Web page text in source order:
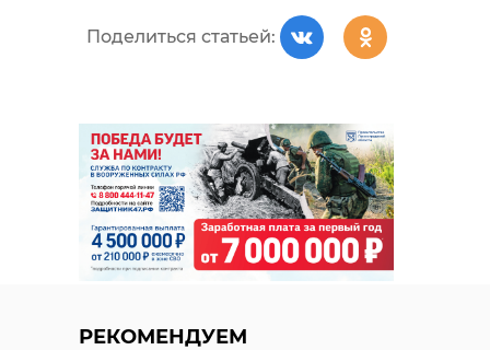
Поделиться статьей:
РЕКОМЕНДУЕМ